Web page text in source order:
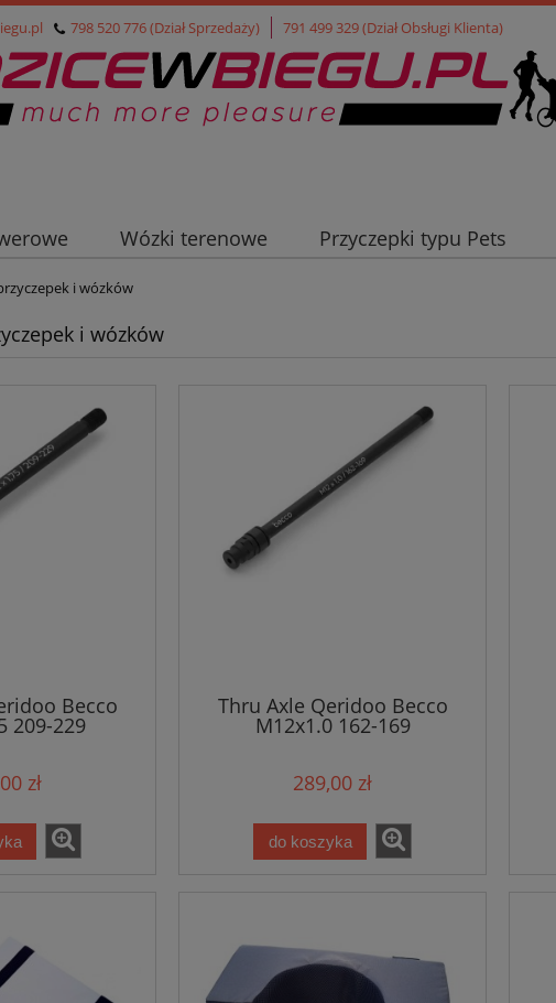
798 520 776 (Dział Sprzedaży) 791 499 329 (Dział Obsługi Klienta)
Wózki terenowe Przyczepki typu Pets
(cargo)
i wózków
i wózków
Becco
209-229
zł
Thru Axle Qeridoo Becco
M12x1.0 162-169
289,00 zł
do koszyka